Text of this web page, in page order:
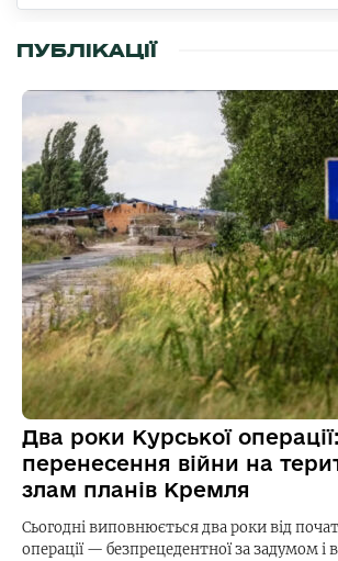
ПУБЛІКАЦІЇ
Два роки Курської операції:
перенесення війни на
злам планів Кремля
Сьогодні виповнюється два роки від
операції — безпрецедентної за задумом